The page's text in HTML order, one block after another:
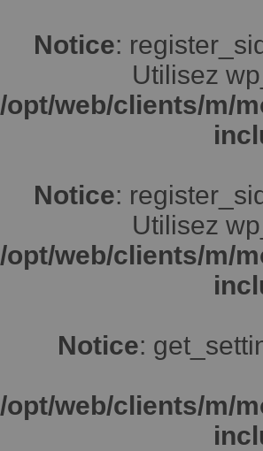
Notice:
Utilisez
/opt/web/clients/m/
Notice:
Utilisez
/opt/web/clients/m/
Notice:
/opt/web/clients/m/